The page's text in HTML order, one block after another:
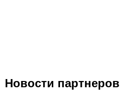
Новости партнеров